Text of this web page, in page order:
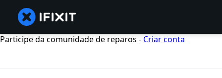
Participe da comunidade de reparos - Criar conta